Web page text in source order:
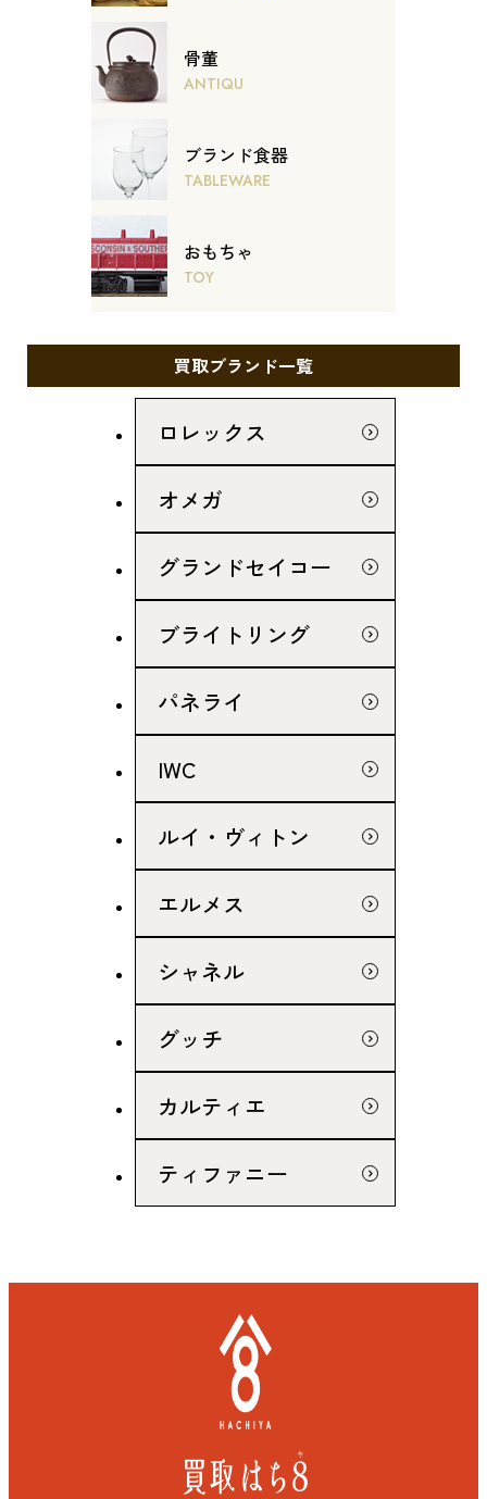
骨董
ANTIQU
ブランド食器
TABLEWARE
おもちゃ
TOY
買取ブランド一覧
ロレックス
オメガ
グランドセイコー
ブライトリング
パネライ
IWC
ルイ・ヴィトン
エルメス
シャネル
グッチ
カルティエ
ティファニー